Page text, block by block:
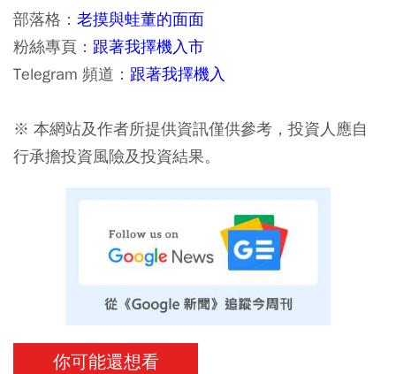
部落格： 老摸與蛙董的面面
粉絲專頁： 跟著我擇機入市
Telegram 頻道： 跟著我擇機入
※ 本網站及作者所提供資訊僅供參考，投資人應自
行承擔投資風險及投資結果。
你可能還想看